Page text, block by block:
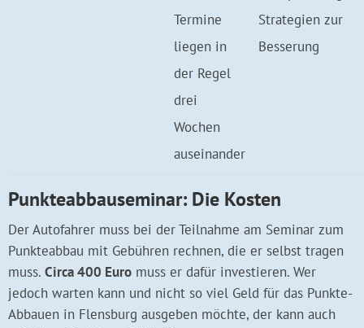
Termine
liegen in
der Regel
drei
Wochen
auseinander
Strategien zur
Besserung
Punkteabbauseminar: Die Kosten
Der Autofahrer muss bei der Teilnahme am Seminar zum
Punkteabbau mit Gebühren rechnen, die er selbst tragen
muss. Circa 400 Euro muss er dafür investieren. Wer
jedoch warten kann und nicht so viel Geld für das Punkte-
Abbauen in Flensburg ausgeben möchte, der kann auch